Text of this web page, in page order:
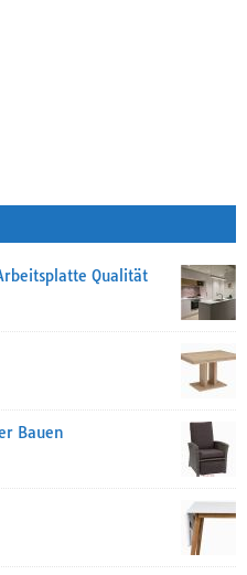
Qualität
Bauen